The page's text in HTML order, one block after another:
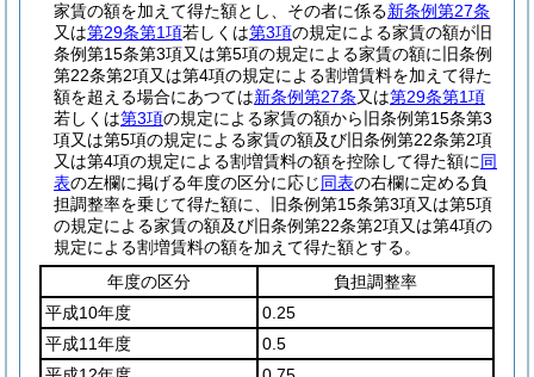
家賃の額を加えて得た額とし、その者に係る新条例第27条
又は第29条第1項若しくは第3項の規定による家賃の額が旧
条例第15条第3項又は第5項の規定による家賃の額に旧条例
第22条第2項又は第4項の規定による割増賃料を加えて得た
額を超える場合にあつては新条例第27条又は第29条第1項
若しくは第3項の規定による家賃の額から旧条例第15条第3
項又は第5項の規定による家賃の額及び旧条例第22条第2項
又は第4項の規定による割増賃料の額を控除して得た額に同
表の左欄に掲げる年度の区分に応じ同表の右欄に定める負
担調整率を乗じて得た額に、旧条例第15条第3項又は第5項
の規定による家賃の額及び旧条例第22条第2項又は第4項の
規定による割増賃料の額を加えて得た額とする。
年度の区分
負担調整率
平成10年度
0.25
平成11年度
0.5